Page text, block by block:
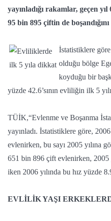
yayınladığı rakamlar, geçen
95 bin 895 çiftin de
İstatistiklere
olduğu bölge
koyduğu bir
yüzde 42.6’sının evliliğin ilk 5
TÜİK,“Evlenme ve Boşanma
yayınladı. İstatistiklere göre,
evlenirken, bu sayı 2005 yılına
651 bin 896 çift evlenirken, 2005
iken 2006 yılında bu hız yüzde
EVLİLİK YAŞI